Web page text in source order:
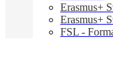
Erasmus+
Erasmus+
FSL -